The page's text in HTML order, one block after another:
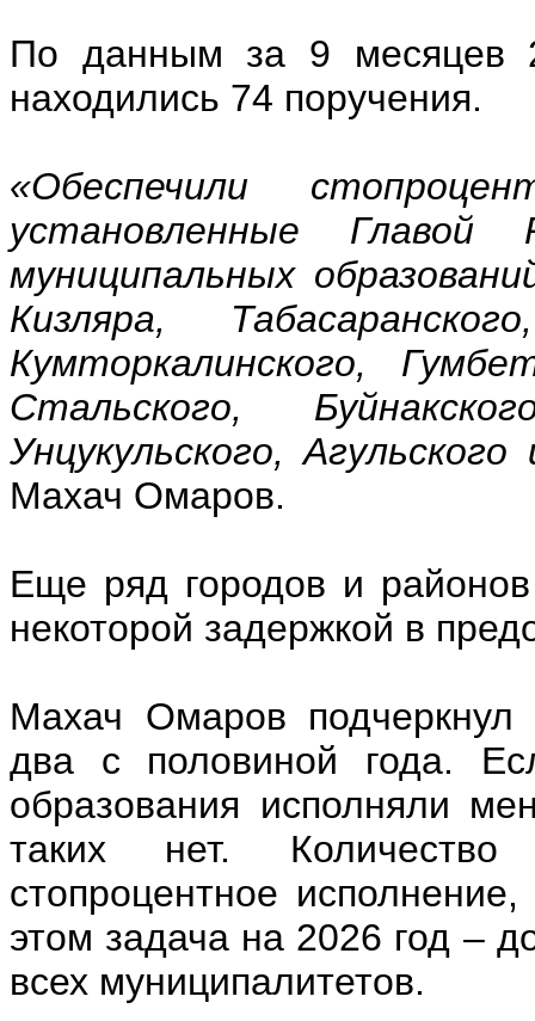
По данным за 9 месяцев
находились 74 поручения.
«Обеспечили
установленные
муниципальных
Кизляра,
Кумторкалинского,
Стальского,
Унцукульского,
Махач Омаров.
Еще ряд городов и
некоторой задержкой в
Махач Омаров подчеркнул
два с половиной года.
образования исполняли
таких нет. Количество
стопроцентное
этом задача на 2026 год –
всех муниципалитетов.